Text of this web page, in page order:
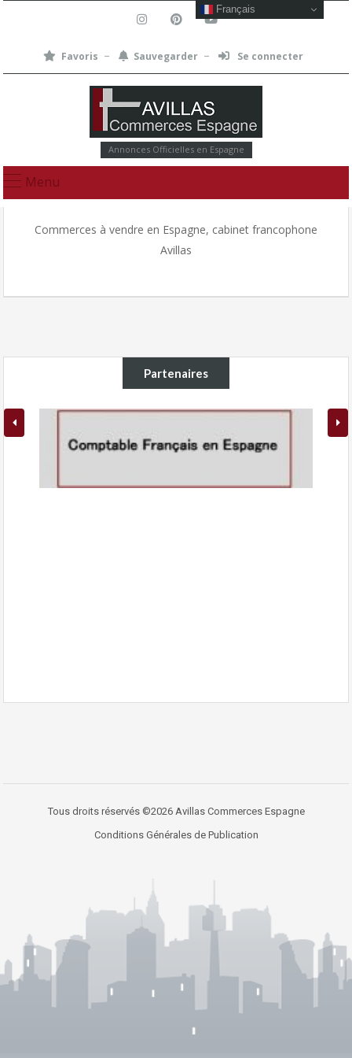
Favoris Sauvegarder Se connecter
Annonces Officielles en Espagne
Menu
Commerces à vendre en Espagne, cabinet francophone
Avillas
Partenaires
Tous droits réservés ©2026 Avillas Commerces Espagne
Conditions Générales de Publication
Français